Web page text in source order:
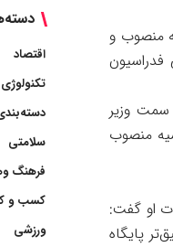
منصوب و
فدراسیون
سمت وزیر
منصوب
او گفت:
پایگاه
اقتصاد
تکنولوژی
سلامتی
فرهنگ
کسب و
ورزشی